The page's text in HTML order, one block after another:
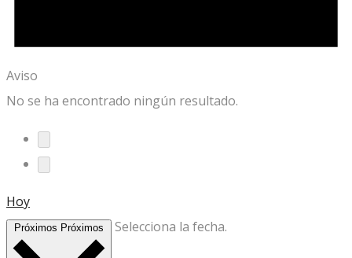
Aviso
No se ha encontrado ningún resultado.
Hoy
Próximos Próximos Selecciona la fecha.